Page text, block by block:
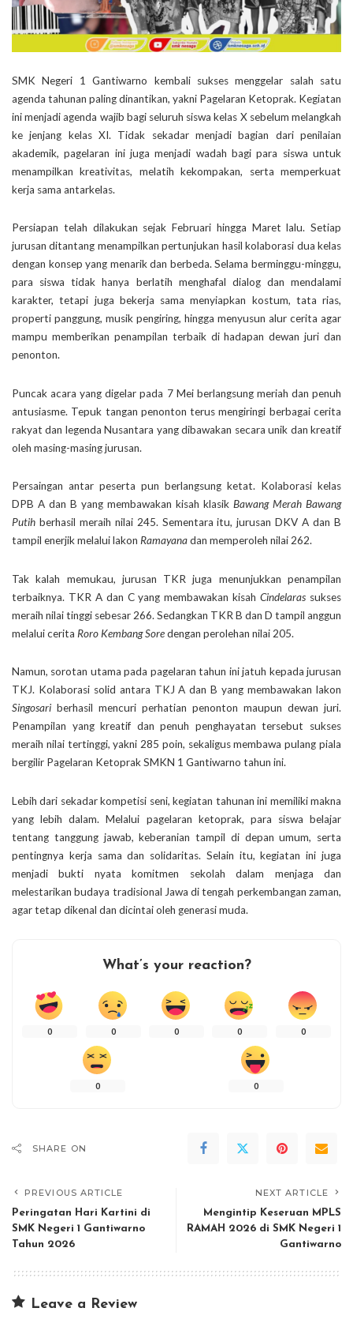
SMK Negeri 1 Gantiwarno kembali sukses menggelar salah satu
agenda tahunan paling dinantikan, yakni Pagelaran Ketoprak. Kegiatan
ini menjadi agenda wajib bagi seluruh siswa kelas X sebelum melangkah
ke jenjang kelas XI. Tidak sekadar menjadi bagian dari penilaian
akademik, pagelaran ini juga menjadi wadah bagi para siswa untuk
menampilkan kreativitas, melatih kekompakan, serta memperkuat
kerja sama antarkelas.
Persiapan telah dilakukan sejak Februari hingga Maret lalu. Setiap
jurusan ditantang menampilkan pertunjukan hasil kolaborasi dua kelas
dengan konsep yang menarik dan berbeda. Selama berminggu-minggu,
para siswa tidak hanya berlatih menghafal dialog dan mendalami
karakter, tetapi juga bekerja sama menyiapkan kostum, tata rias,
properti panggung, musik pengiring, hingga menyusun alur cerita agar
mampu memberikan penampilan terbaik di hadapan dewan juri dan
penonton.
Puncak acara yang digelar pada 7 Mei berlangsung meriah dan penuh
antusiasme. Tepuk tangan penonton terus mengiringi berbagai cerita
rakyat dan legenda Nusantara yang dibawakan secara unik dan kreatif
oleh masing-masing jurusan.
Persaingan antar peserta pun berlangsung ketat. Kolaborasi kelas
DPB A dan B yang membawakan kisah klasik Bawang Merah Bawang
Putih berhasil meraih nilai 245. Sementara itu, jurusan DKV A dan B
tampil enerjik melalui lakon Ramayanadan memperoleh nilai 262.
Tak kalah memukau, jurusan TKR juga menunjukkan penampilan
terbaiknya. TKR A dan C yang membawakan kisahCindelaras sukses
meraih nilai tinggi sebesar 266. Sedangkan TKR B dan D tampil anggun
melalui cerita Roro Kembang Soredengan perolehan nilai 205.
Namun, sorotan utama pada pagelaran tahun ini jatuh kepada jurusan
TKJ. Kolaborasi solid antara TKJ A dan B yang membawakan lakon
Singosari berhasil mencuri perhatian penonton maupun dewan juri.
Penampilan yang kreatif dan penuh penghayatan tersebut sukses
meraih nilai tertinggi, yakni 285 poin, sekaligus membawa pulang piala
bergilir Pagelaran Ketoprak SMKN 1 Gantiwarno tahun ini.
Lebih dari sekadar kompetisi seni, kegiatan tahunan ini memiliki makna
yang lebih dalam. Melalui pagelaran ketoprak, para siswa belajar
tentang tanggung jawab, keberanian tampil di depan umum, serta
pentingnya kerja sama dan solidaritas. Selain itu, kegiatan ini juga
menjadi bukti nyata komitmen sekolah dalam menjaga dan
melestarikan budaya tradisional Jawa di tengah perkembangan zaman,
agar tetap dikenal dan dicintai oleh generasi muda.
What’s your reaction?
0 0 0 0 0
0 0
SHARE ON
PREVIOUS ARTICLE
Peringatan Hari Kartini di
SMK Negeri 1 Gantiwarno
Tahun 2026
NEXT ARTICLE
Mengintip Keseruan MPLS
RAMAH 2026 di SMK Negeri 1
Gantiwarno
Leave a Review